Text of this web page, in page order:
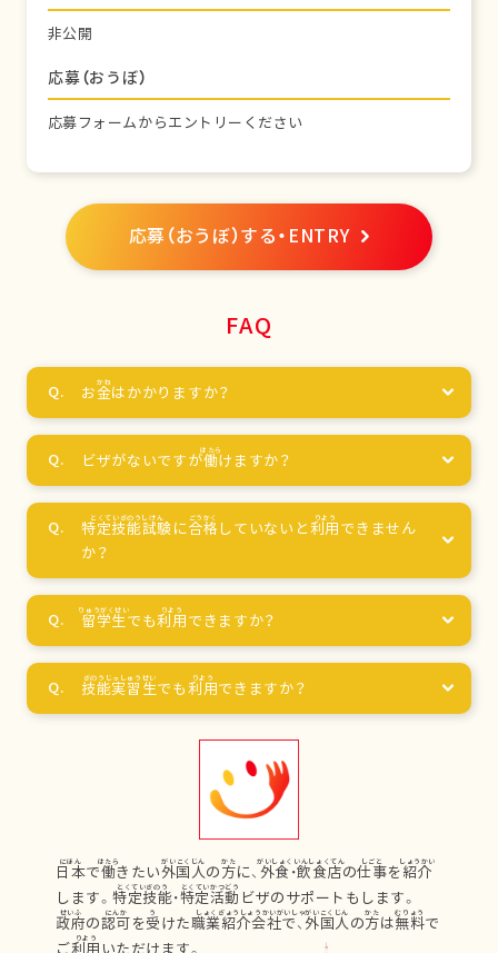
非公開
応募（おうぼ）
応募フォームからエントリーください
応募（おうぼ）する・ENTRY
FAQ
お金はかかりますか？
ビザがないですが働けますか？
特定技能試験に合格 していないと利用 できません
か？
留学生でも利用 できますか？
技能実習生でも利用できますか？
日本で働きたい外国人の方に、 外食 ・飲食店の仕事を紹介
します。特定技能・特定活動 ビザのサポートもします。
政府の認可を受けた職業紹介会社で、 外国人の方は無料で
ご利用 いただけます。